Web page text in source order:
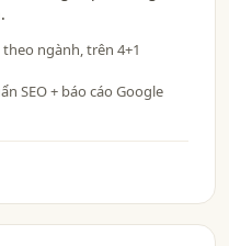
ngành, trên 4+1
SEO + báo cáo Google